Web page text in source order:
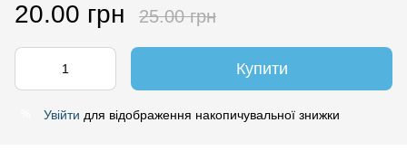
20.00 грн 25.00 грн
Купити
Увійти для відображення накопичувальної знижки